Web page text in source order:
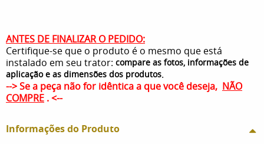
ANTES DE FINALIZAR O PEDIDO:
Certifique-se que o produto é o mesmo que está
instalado em seu trator: compare as fotos, informações de
aplicação e as dimensões dos produtos.
--> Se a peça não for idêntica a que você deseja, NÃO
COMPRE . <--
Informações do Produto